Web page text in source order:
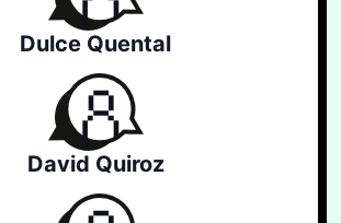
Dulce Quental
David Quiroz